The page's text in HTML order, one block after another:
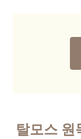
탈모스 원